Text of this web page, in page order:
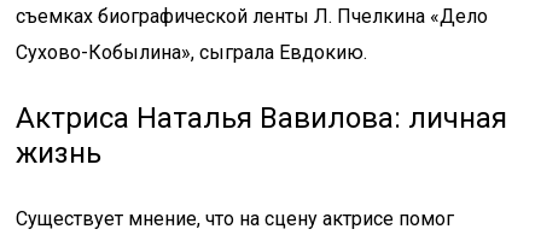
съемках биографической ленты Л. Пчелкина «Дело
Сухово-Кобылина», сыграла Евдокию.
Актриса Наталья Вавилова: личная
жизнь
Существует мнение, что на сцену актрисе помог